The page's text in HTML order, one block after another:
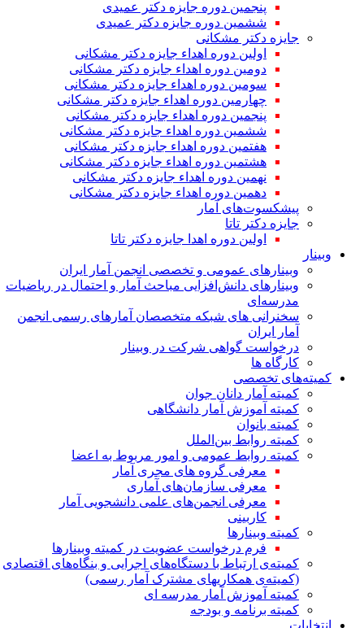
پنجمین دوره جایزه دکتر عمیدی
ششمین دوره جایزه دکتر عمیدی
جایزه دکتر مشکانی
اولین دوره اهداء جایزه دکتر مشکانی
دومین دوره اهداء جایزه دکتر مشکانی
سومین دوره اهداء جایزه دکتر مشکانی
چهارمین دوره اهداء جایزه دکتر مشکانی
پنجمین دوره اهداء جایزه دکتر مشکانی
ششمین دوره اهداء جایزه دکتر مشکانی
هفتمین دوره اهداء جایزه دکتر مشکانی
هشتمین دوره اهداء جایزه دکتر مشکانی
نهمین دوره اهداء جایزه دکتر مشکانی
دهمین دوره اهداء جایزه دکتر مشکانی
پیشکسوت‌های آمار
جایزه دکتر تاتا
اولین دوره اهدا جایزه دکتر تاتا
وبینار
وبینارهای عمومی و تخصصی انجمن آمار ایران
وبینارهای دانش‌افزایی مباحث آمار و احتمال در ریاضیات
مدرسه‌ای
سخنرانی های شبکه متخصصان آمارهای رسمی انجمن
آمار ایران
درخواست گواهی شرکت در وبینار
کارگاه ها
کمیته‌های تخصصی
کمیته آمار دانان جوان
کمیته آموزش آمار دانشگاهی
کمیته بانوان
کمیته روابط بین‌الملل
کمیته روابط عمومی و امور مربوط به اعضا
معرفی گروه های مجری آمار
معرفی سازمان‌های آماری
معرفی انجمن‌های علمی دانشجویی آمار
کاربینی
کمیته وبینارها
فرم درخواست عضویت در کمیته وبینارها
کمیته‌ی ارتباط با دستگاه‌های اجرایی و بنگاه‌های اقتصادی
(کمیته‌ی همکاریهای مشترک آمار رسمی)
کمیته آموزش آمار مدرسه ای
کمیته برنامه و بودجه
انتخابات